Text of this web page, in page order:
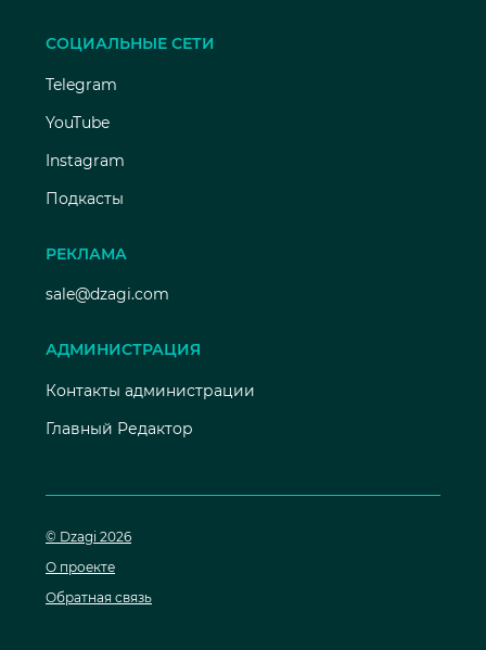
СОЦИАЛЬНЫЕ СЕТИ
Telegram
YouTube
Instagram
Подкасты
РЕКЛАМА
sale@dzagi.com
АДМИНИСТРАЦИЯ
Контакты администрации
Главный Редактор
© Dzagi 2026
О проекте
Обратная связь